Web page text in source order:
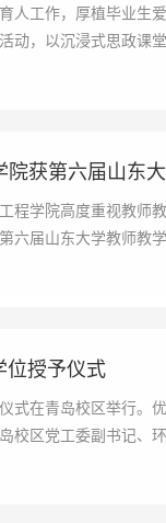
人工作，厚植毕业生爱
动，以沉浸式思政课堂
程学院高度重视教师
六届山东大学教师教学
位授予仪式
在青岛校区举行。优
校区党工委副书记、环